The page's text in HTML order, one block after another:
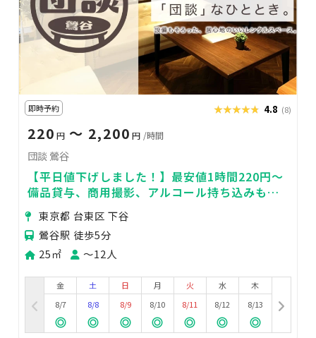
即時予約 ★★★★★
★★★★★ 4.8 (8)
220 円 〜 2,200 円 /時間
団談 鶯谷
【平日値下げしました！】最安値1時間220円～
備品貸与、商用撮影、アルコール持ち込みも全
て無料でご利用いただけます！
東京都 台東区 下谷
鶯谷駅 徒歩5分
25㎡
〜12人
金
8/7
土
8/8
日
8/9
月
8/10
火
8/11
水
8/12
木
8/13